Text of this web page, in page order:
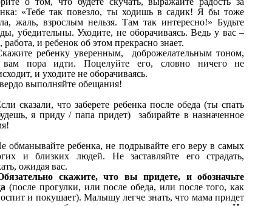
«Тебе так повезло, ты ходишь в садик! Я бы тоже
жаль, взрослым нельзя. Там так интересно!» Будьте
убедительны. Уходите, не оборачиваясь. Ведь у вас –
работа, и ребенок об этом прекрасно знает.
ребенку уверенным, доброжелательным тоном,
вам пора идти. Поцелуйте его, словно ничего не
и уходите не оборачиваясь.
выполняйте обещания!
сказали, что заберете ребенка после обеда (ты спать
я приду / папа придет) забирайте в назначенное
обманывайте ребенка, не подрывайте его веру в самых
и близких людей. Не заставляйте его страдать,
ожидая вас.
скажите, что вы придете, и обозначьте
(после прогулки, или после обеда, или после того, как
и покушает). Малышу легче знать, что мама придет